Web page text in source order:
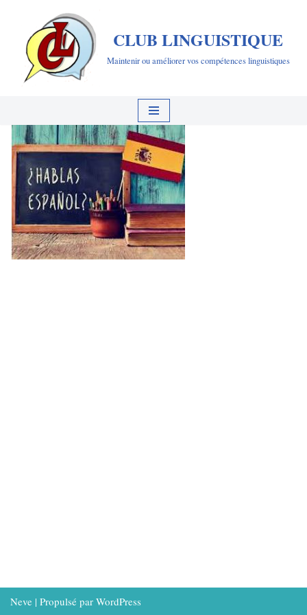
Aller
contenu
CLUB LINGUISTIQUE
Maintenir ou améliorer vos compétences linguistiques
Neve | Propulsé par WordPress